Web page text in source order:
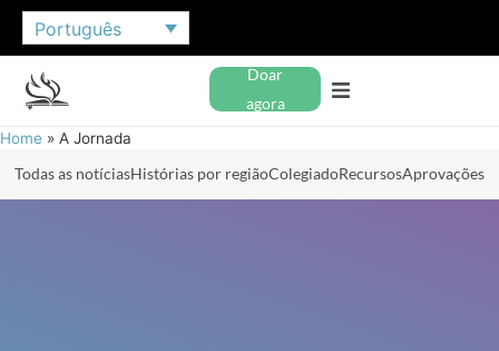
Português
Doar
agora
Home » A Jornada
Todas as notíciasHistórias por regiãoColegiadoRecursosAprovações